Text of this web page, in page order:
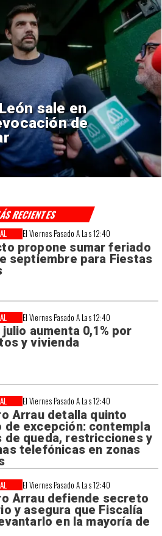
formalizan
El Viernes Pasado A Las 12:40
propone sumar feriado
septiembre para Fiestas
El Viernes Pasado A Las 12:40
julio aumenta 0,1% por
y vivienda
El Viernes Pasado A Las 12:40
Arrau detalla quinto
de excepción: contempla
de queda, restricciones y
telefónicas en zonas
El Viernes Pasado A Las 12:40
Arrau defiende secreto
y asegura que Fiscalía
en la mayoría de
RECIENTES